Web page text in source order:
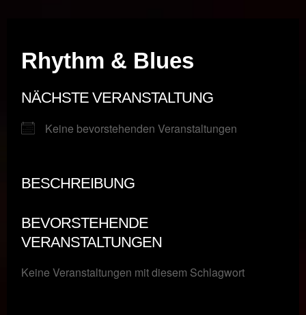
Rhythm & Blues
NÄCHSTE VERANSTALTUNG
Keine bevorstehenden Veranstaltungen
BESCHREIBUNG
BEVORSTEHENDE
VERANSTALTUNGEN
Keine Veranstaltungen mit diesem Schlagwort